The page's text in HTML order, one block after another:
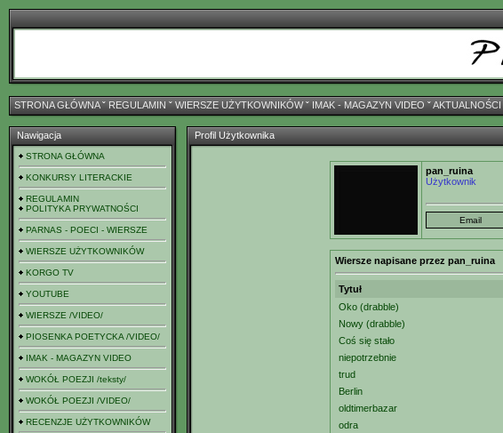
STRONA GŁÓWNAˇ REGULAMIN ˇ WIERSZE UŻYTKOWNIKÓWˇ IMAK - MAGAZYN VIDEO ˇAKTUALNOŚCI
Nawigacja
STRONA GŁÓWNA
KONKURSY LITERACKIE
REGULAMIN
POLITYKA PRYWATNOŚCI
PARNAS - POECI - WIERSZE
WIERSZE UŻYTKOWNIKÓW
KORGO TV
YOUTUBE
WIERSZE /VIDEO/
PIOSENKA POETYCKA /VIDEO/
IMAK - MAGAZYN VIDEO
WOKÓŁ POEZJI /teksty/
WOKÓŁ POEZJI /VIDEO/
RECENZJE UŻYTKOWNIKÓW
Profil Użytkownika
pan_ruina
Użytkownik
Wiersze napisane przez pan_ruina
Tytuł
Oko (drabble)
Nowy (drabble)
Coś się stało
niepotrzebnie
trud
Berlin
oldtimerbazar
odra